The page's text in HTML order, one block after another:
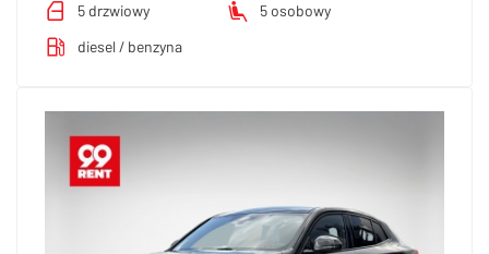
5 drzwiowy
5 osobowy
diesel / benzyna